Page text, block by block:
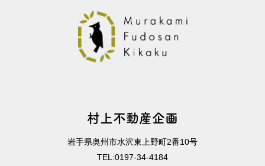
村上不動産企画
岩手県奥州市水沢東上野町2番10号
TEL:0197-34-4184